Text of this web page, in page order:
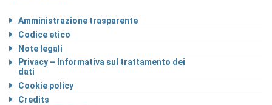
Amministrazione trasparente
Codice etico
Note legali
Privacy – Informativa sul trattamento dei
dati
Cookie policy
Credits